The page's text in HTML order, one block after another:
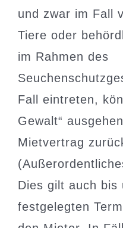
und zwar im Fall
Tiere oder
im Rahmen des
Fall eintreten,
Gewalt“
Mietvertrag
Dies gilt auch bis
festgelegten